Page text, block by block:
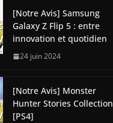
[Notre Avis] Samsung
Galaxy Z Flip 5 : entre
innovation et quotidien
24 juin 2024
[Notre Avis] Monster
Hunter Stories Collection
[PS4]